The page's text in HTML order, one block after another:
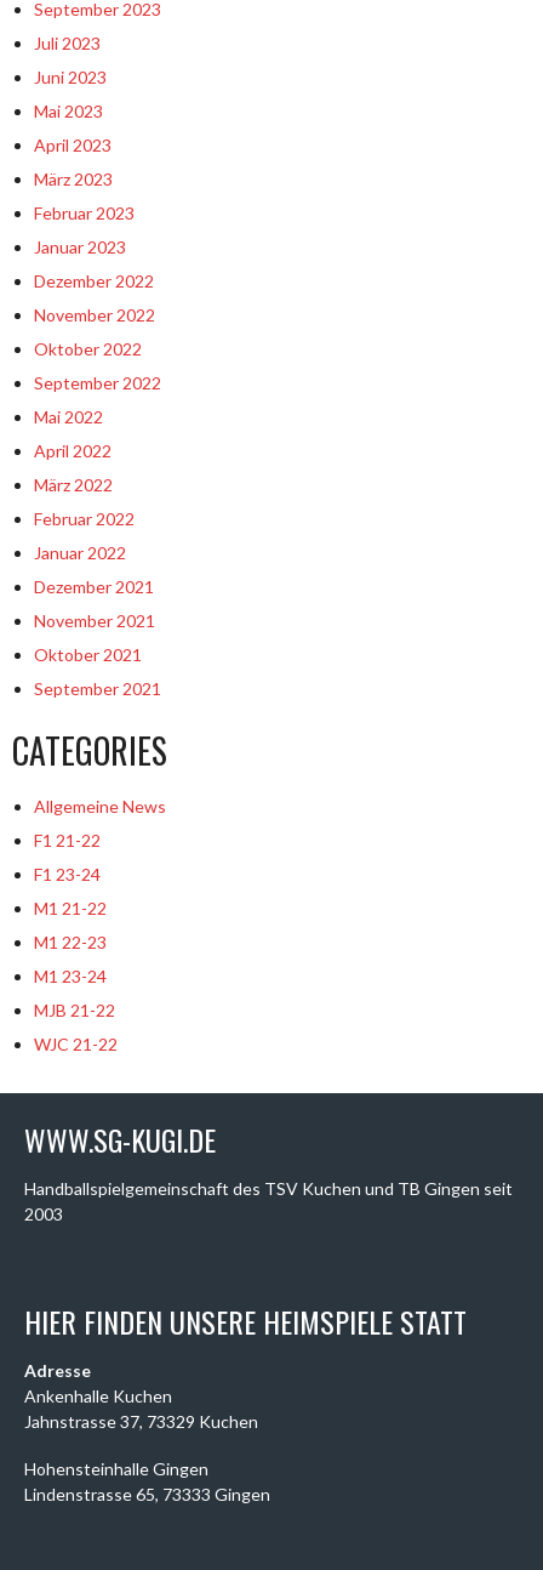
September 2023
Juli 2023
Juni 2023
Mai 2023
April 2023
März 2023
Februar 2023
Januar 2023
Dezember 2022
November 2022
Oktober 2022
September 2022
Mai 2022
April 2022
März 2022
Februar 2022
Januar 2022
Dezember 2021
November 2021
Oktober 2021
September 2021
CATEGORIES
Allgemeine News
F1 21-22
F1 23-24
M1 21-22
M1 22-23
M1 23-24
MJB 21-22
WJC 21-22
WWW.SG-KUGI.DE
Handballspielgemeinschaft des TSV Kuchen und TB Gingen seit
2003
HIER FINDEN UNSERE HEIMSPIELE STATT
Adresse
Ankenhalle Kuchen
Jahnstrasse 37, 73329 Kuchen
Hohensteinhalle Gingen
Lindenstrasse 65, 73333 Gingen